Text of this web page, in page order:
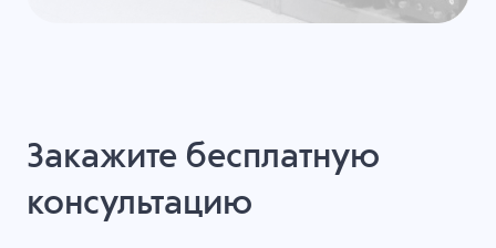
Закажите бесплатную
консультацию